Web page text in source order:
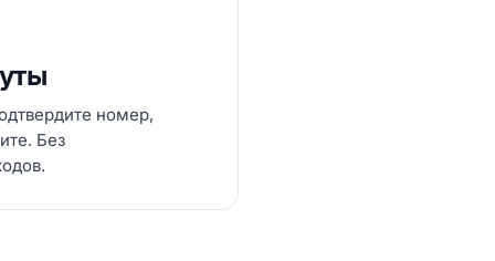
номер,
Без